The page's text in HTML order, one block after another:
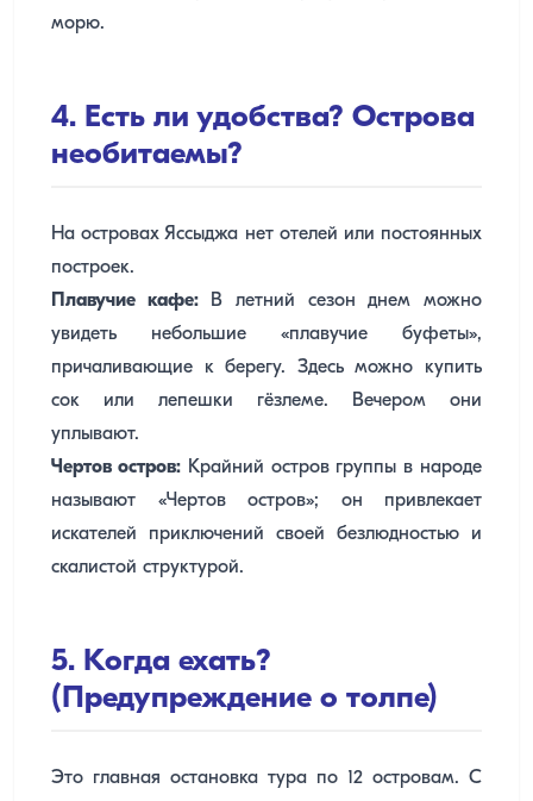
морю.
4. Есть ли удобства? Острова
необитаемы?
На островах Яссыджа нет отелей или постоянных
построек.
Плавучие кафе:В летний сезон днем можно
увидеть небольшие «плавучие буфеты»,
причаливающие к берегу. Здесь можно купить
сок или лепешки гёзлеме. Вечером они
уплывают.
Чертов остров:Крайний остров группы в народе
называют «Чертов остров»; он привлекает
искателей приключений своей безлюдностью и
скалистой структурой.
5. Когда ехать?
(Предупреждение о толпе)
Это главная остановка тура по 12 островам. С